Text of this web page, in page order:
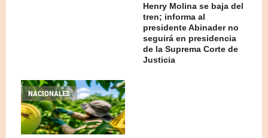
Henry Molina se baja del
tren; informa al
presidente Abinader no
seguirá en presidencia
de la Suprema Corte de
Justicia
NACIONALES